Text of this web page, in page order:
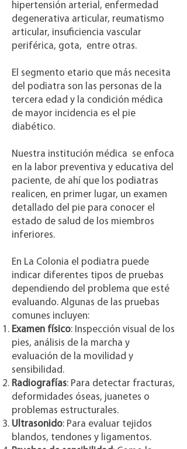
hipertensión arterial, enfermedad
degenerativa articular, reumatismo
articular, insuficiencia vascular
periférica, gota, entre otras.
El segmento etario que más necesita
del podiatra son las personas de la
tercera edad y la condición médica
de mayor incidencia es el pie
diabético.
Nuestra institución médica se enfoca
en la labor preventiva y educativa del
paciente, de ahí que los podiatras
realicen, en primer lugar, un examen
detallado del pie para conocer el
estado de salud de los miembros
inferiores.
En La Colonia el podiatra puede
indicar diferentes tipos de pruebas
dependiendo del problema que esté
evaluando. Algunas de las pruebas
comunes incluyen:
Examen físico: Inspección visual de los
pies, análisis de la marcha y
evaluación de la movilidad y
sensibilidad.
Radiografías: Para detectar fracturas,
deformidades óseas, juanetes o
problemas estructurales.
Ultrasonido: Para evaluar tejidos
blandos, tendones y ligamentos.